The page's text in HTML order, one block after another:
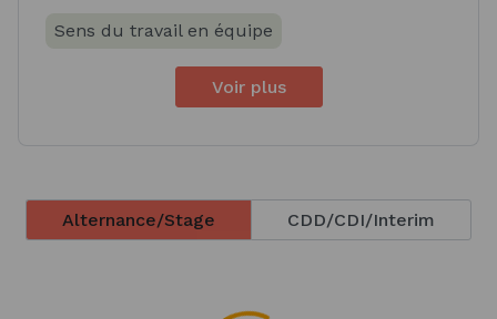
Sens du travail en équipe
Voir plus
Alternance/Stage CDD/CDI/Interim